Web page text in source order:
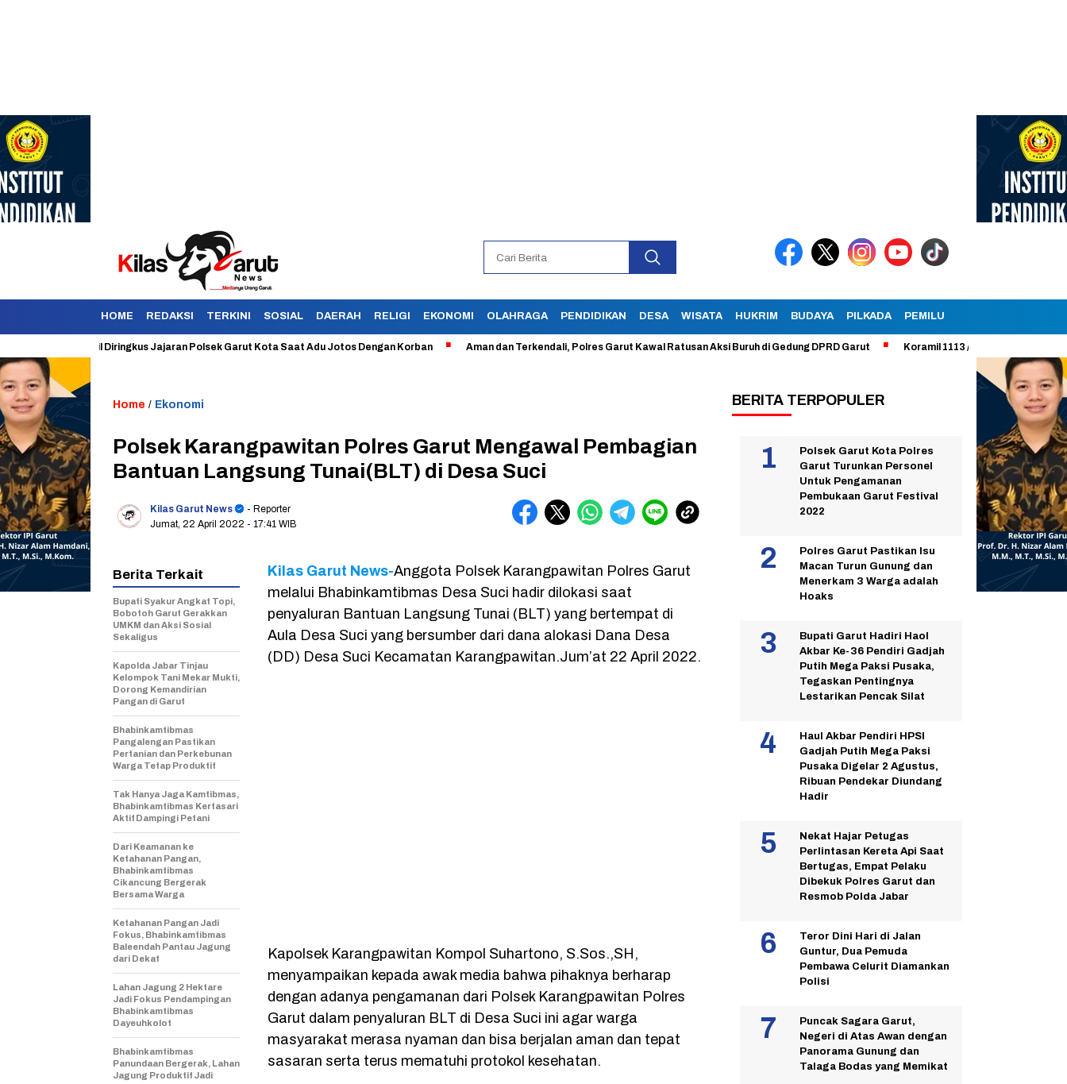
HOME REDAKSI TERKINI SOSIAL DAERAH RELIGI EKONOMI OLAHRAGA PENDIDIKAN DESA WISATA HUKRIM BUDAYA PILKADA PEMILU
Berhasil Diringkus Jajaran Polsek Garut Kota Saat Adu Jotos Dengan Korban Aman dan Terkendali, Polres Garut Kawal Ratusan Aksi Buruh di Gedung DPRD Garut Koramil 1113 /Bayongbong Uji Coba
Home / Ekonomi
Polsek Karangpawitan Polres Garut Mengawal Pembagian
Bantuan Langsung Tunai(BLT) di Desa Suci
Kilas Garut News
- Reporter
Jumat, 22 April 2022 - 17:41 WIB
Kilas Garut News-Anggota Polsek Karangpawitan Polres Garut
melalui Bhabinkamtibmas Desa Suci hadir dilokasi saat
penyaluran Bantuan Langsung Tunai (BLT) yang bertempat di
Aula Desa Suci yang bersumber dari dana alokasi Dana Desa
(DD) Desa Suci Kecamatan Karangpawitan.Jum’at 22 April 2022.
Kapolsek Karangpawitan Kompol Suhartono, S.Sos.,SH,
menyampaikan kepada awak media bahwa pihaknya berharap
dengan adanya pengamanan dari Polsek Karangpawitan Polres
Garut dalam penyaluran BLT di Desa Suci ini agar warga
masyarakat merasa nyaman dan bisa berjalan aman dan tepat
sasaran serta terus mematuhi protokol kesehatan.
Berita Terkait
Bupati Syakur Angkat Topi,
Bobotoh Garut Gerakkan
UMKM dan Aksi Sosial
Sekaligus
Kapolda Jabar Tinjau
Kelompok Tani Mekar Mukti,
Dorong Kemandirian
Pangan di Garut
Bhabinkamtibmas
Pangalengan Pastikan
Pertanian dan Perkebunan
Warga Tetap Produktif
Tak Hanya Jaga Kamtibmas,
Bhabinkamtibmas Kertasari
Aktif Dampingi Petani
Dari Keamanan ke
Ketahanan Pangan,
Bhabinkamtibmas
Cikancung Bergerak
Bersama Warga
Ketahanan Pangan Jadi
Fokus, Bhabinkamtibmas
Baleendah Pantau Jagung
dari Dekat
Lahan Jagung 2 Hektare
Jadi Fokus Pendampingan
Bhabinkamtibmas
Dayeuhkolot
Bhabinkamtibmas
Panundaan Bergerak, Lahan
Jagung Produktif Jadi
BERITA TERPOPULER
Polsek Garut Kota Polres
Garut Turunkan Personel
Untuk Pengamanan
Pembukaan Garut Festival
2022
Polres Garut Pastikan Isu
Macan Turun Gunung dan
Menerkam 3 Warga adalah
Hoaks
Bupati Garut Hadiri Haol
Akbar Ke-36 Pendiri Gadjah
Putih Mega Paksi Pusaka,
Tegaskan Pentingnya
Lestarikan Pencak Silat
Haul Akbar Pendiri HPSI
Gadjah Putih Mega Paksi
Pusaka Digelar 2 Agustus,
Ribuan Pendekar Diundang
Hadir
Nekat Hajar Petugas
Perlintasan Kereta Api Saat
Bertugas, Empat Pelaku
Dibekuk Polres Garut dan
Resmob Polda Jabar
Teror Dini Hari di Jalan
Guntur, Dua Pemuda
Pembawa Celurit Diamankan
Polisi
Puncak Sagara Garut,
Negeri di Atas Awan dengan
Panorama Gunung dan
Talaga Bodas yang Memikat